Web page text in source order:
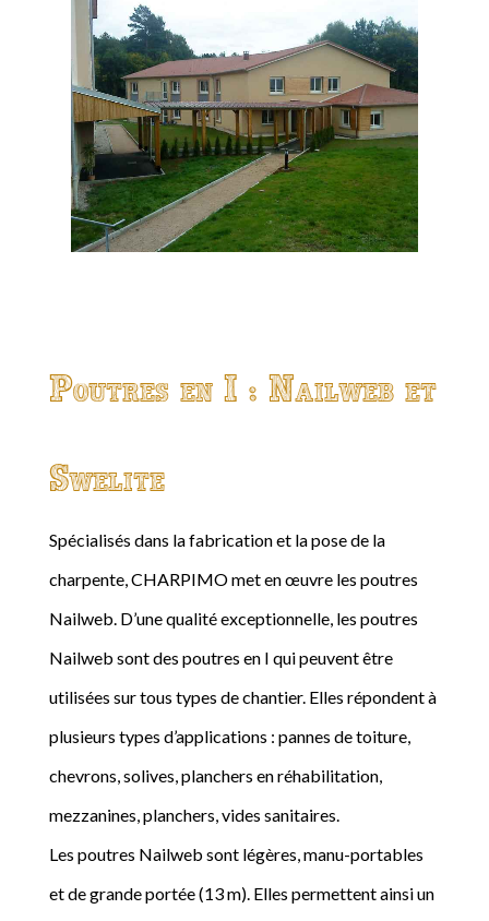
Poutres en I : Nailweb et
Swelite
Spécialisés dans la fabrication et la pose de la
charpente, CHARPIMO met en œuvre les poutres
Nailweb. D’une qualité exceptionnelle, les poutres
Nailweb sont des poutres en I qui peuvent être
utilisées sur tous types de chantier. Elles répondent à
plusieurs types d’applications : pannes de toiture,
chevrons, solives, planchers en réhabilitation,
mezzanines, planchers, vides sanitaires.
Les poutres Nailweb sont légères, manu-portables
et de grande portée (13 m). Elles permettent ainsi un